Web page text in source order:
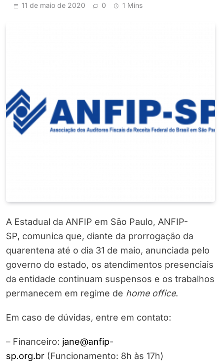
11 de maio de 2020 0 1 Mins
A Estadual da ANFIP em São Paulo, ANFIP-
SP, comunica que, diante da prorrogação da
quarentena até o dia 31 de maio, anunciada pelo
governo do estado, os atendimentos presenciais
da entidade continuam suspensos e os trabalhos
permanecem em regime de home office.
Em caso de dúvidas, entre em contato:
– Financeiro: jane@anfip-
sp.org.br (Funcionamento: 8h às 17h)